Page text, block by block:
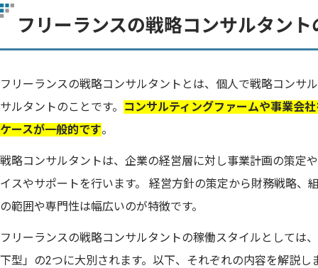
フリーランスの戦略コンサルタン
フリーランスの戦略コンサルタントとは、個人で戦略コンサ
サルタントのことです。
コンサルティングファームや事業会
ケースが一般的です。
戦略コンサルタントは、企業の経営層に対し事業計画の策定
イスやサポートを行います。 経営方針の策定から財務戦略、
の範囲や専門性は幅広いのが特徴です。
フリーランスの戦略コンサルタントの稼働スタイルとしては
下型」の2つに大別されます。以下、それぞれの内容を解説し